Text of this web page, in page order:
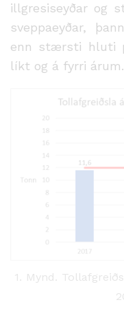
illgresiseyðar og
sveppaeyðar,
enn stærsti hluti
líkt og á fyrri árum.
1. Mynd.